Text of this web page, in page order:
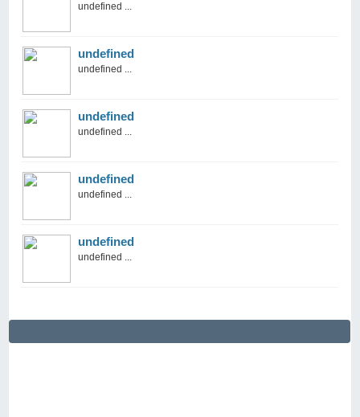
undefined ...
undefined
undefined ...
undefined
undefined ...
undefined
undefined ...
undefined
undefined ...